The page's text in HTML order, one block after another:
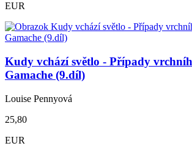
EUR
Kudy vchází světlo - Případy
Gamache (9.díl)
Louise Pennyová
25,80
EUR